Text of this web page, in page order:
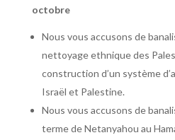
octobre
Nous vous accusons de
nettoyage ethnique des
construction d’un système
Israël et Palestine.
Nous vous accusons de
terme de Netanyahou au